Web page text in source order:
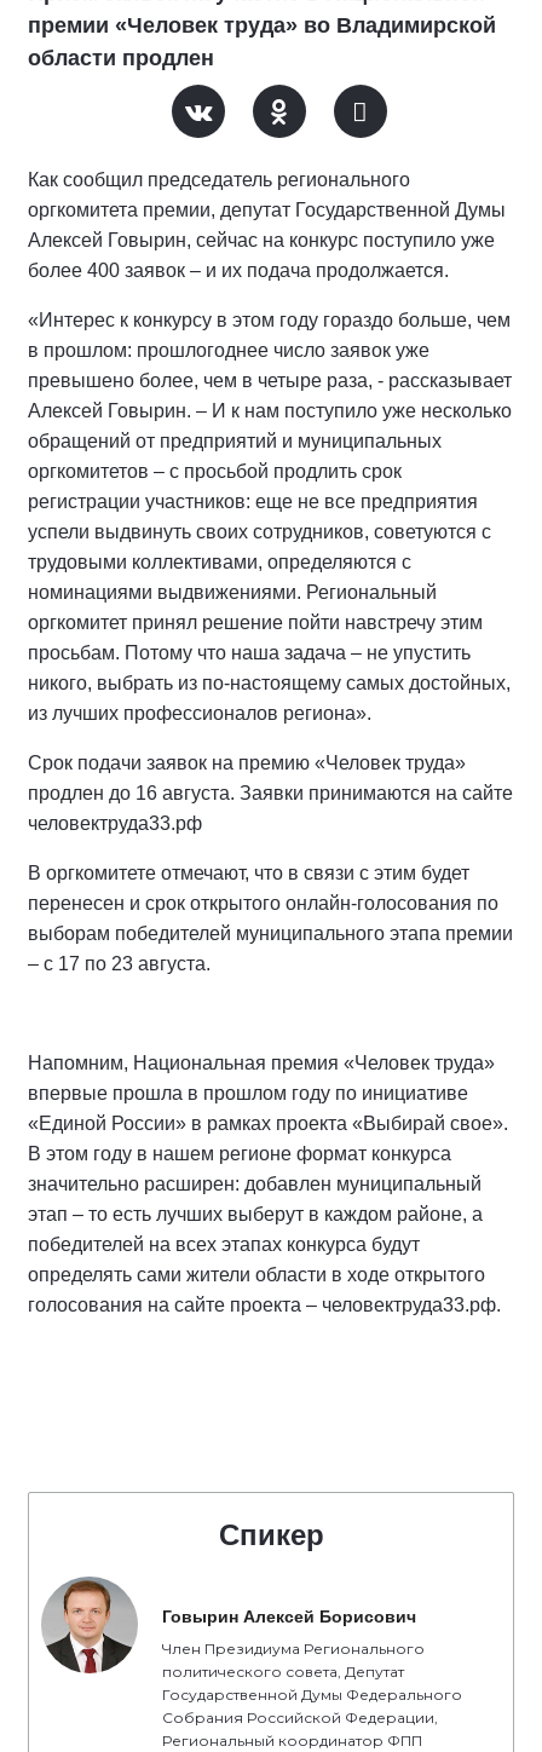
премии «Человек труда» во Владимирской
области продлен
Как сообщил председатель регионального
оргкомитета премии, депутат Государственной Думы
Алексей Говырин, сейчас на конкурс поступило уже
более 400 заявок – и их подача продолжается.
«Интерес к конкурсу в этом году гораздо больше, чем
в прошлом: прошлогоднее число заявок уже
превышено более, чем в четыре раза, - рассказывает
Алексей Говырин. – И к нам поступило уже несколько
обращений от предприятий и муниципальных
оргкомитетов – с просьбой продлить срок
регистрации участников: еще не все предприятия
успели выдвинуть своих сотрудников, советуются с
трудовыми коллективами, определяются с
номинациями выдвижениями. Региональный
оргкомитет принял решение пойти навстречу этим
просьбам. Потому что наша задача – не упустить
никого, выбрать из по-настоящему самых достойных,
из лучших профессионалов региона».
Срок подачи заявок на премию «Человек труда»
продлен до 16 августа. Заявки принимаются на сайте
человектруда33.рф
В оргкомитете отмечают, что в связи с этим будет
перенесен и срок открытого онлайн-голосования по
выборам победителей муниципального этапа премии
– с 17 по 23 августа.
Напомним, Национальная премия «Человек труда»
впервые прошла в прошлом году по инициативе
«Единой России» в рамках проекта «Выбирай свое».
В этом году в нашем регионе формат конкурса
значительно расширен: добавлен муниципальный
этап – то есть лучших выберут в каждом районе, а
победителей на всех этапах конкурса будут
определять сами жители области в ходе открытого
голосования на сайте проекта – человектруда33.рф.
Спикер
Говырин Алексей Борисович
Член Президиума Регионального
политического совета, Депутат
Государственной Думы Федерального
Собрания Российской Федерации,
Региональный координатор ФПП